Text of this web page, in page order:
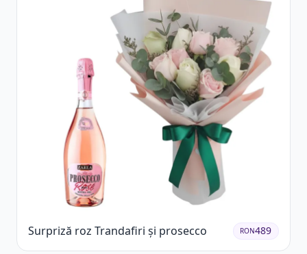
Surpriză roz Trandafiri și prosecco RON489